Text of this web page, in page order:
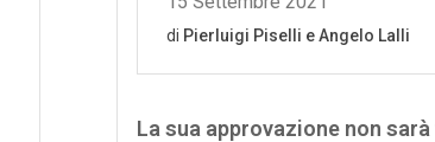
La sua approvazione non